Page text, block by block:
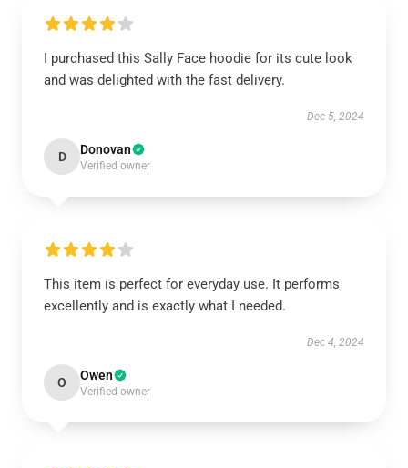
I purchased this Sally Face hoodie for its cute look
and was delighted with the fast delivery.
Dec 5, 2024
D Donovan
Verified owner
This item is perfect for everyday use. It performs
excellently and is exactly what I needed.
Dec 4, 2024
O Owen
Verified owner